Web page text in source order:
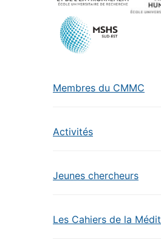
Membres du CMMC
Activités
Jeunes chercheurs
Les Cahiers de la